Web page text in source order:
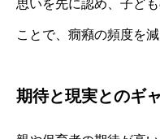
思いを先に認め、子ど
ことで、癇癪の頻度を
期待と現実とのギ